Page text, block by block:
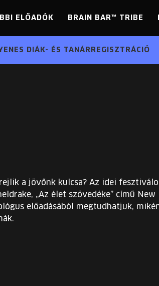
ELŐADÓK BRAIN BAR™ TRIBE
DIÁK- ÉS TANÁRREGISZTRÁCIÓ
a jövőnk kulcsa? Az idei
„Az élet szövedéke” című New
előadásából megtudhatjuk,